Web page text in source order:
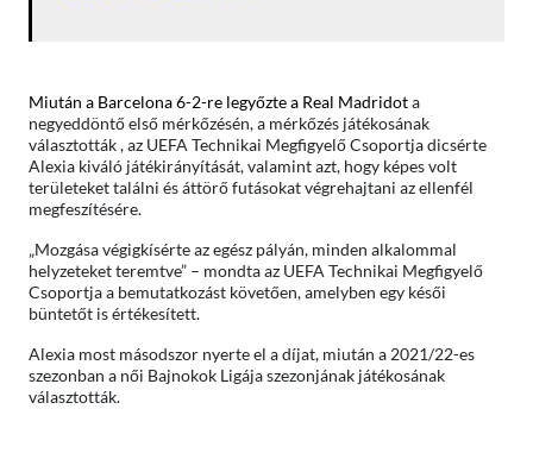
Miután a Barcelona 6-2-re legyőzte a Real Madridota
negyeddöntő első mérkőzésén, a mérkőzés játékosának
választották , az UEFA Technikai Megfigyelő Csoportja dicsérte
Alexia kiváló játékirányítását, valamint azt, hogy képes volt
területeket találni és áttörő futásokat végrehajtani az ellenfél
megfeszítésére.
„Mozgása végigkísérte az egész pályán, minden alkalommal
helyzeteket teremtve” – mondta az UEFA Technikai Megfigyelő
Csoportja a bemutatkozást követően, amelyben egy késői
büntetőt is értékesített.
Alexia most másodszor nyerte el a díjat, miután a 2021/22-es
szezonban a női Bajnokok Ligája szezonjának játékosának
választották.